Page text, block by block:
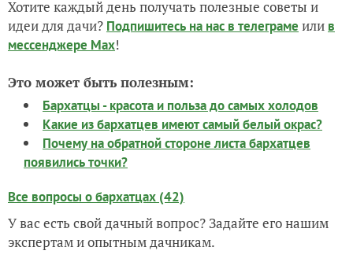
Хотите каждый день получать полезные советы и
идеи для дачи? Подпишитесь на нас в телеграме или в
мессенджере Max!
Это может быть полезным:
Бархатцы - красота и польза до самых холодов
Какие из бархатцев имеют самый белый окрас?
Почему на обратной стороне листа бархатцев
появились точки?
Все вопросы о бархатцах (42)
У вас есть свой дачный вопрос? Задайте его нашим
экспертам и опытным дачникам.